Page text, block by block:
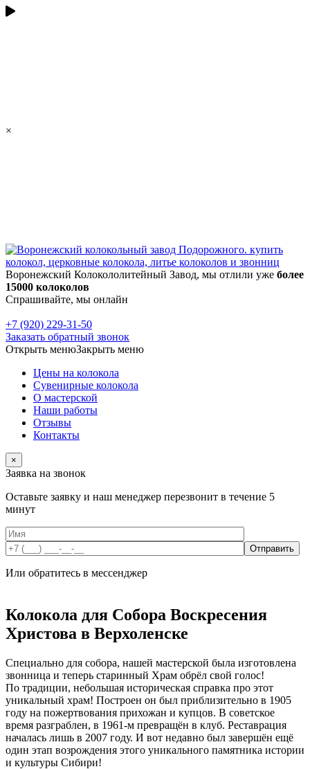
×
Воронежский Колокололитейный Завод, мы отлили уже более
15000 колоколов
Спрашивайте, мы онлайн
+7 (920) 229-31-50
Заказать обратный звонок
Открыть менюЗакрыть меню
Цены на колокола
Сувенирные колокола
О мастерской
Наши работы
Отзывы
Контакты
×
Заявка на звонок
Оставьте заявку и наш менеджер перезвонит в течение 5
минут
Или обратитесь в мессенджер
Колокола для Собора Воскресения
Христова в Верхоленске
Специально для собора, нашей мастерской была изготовлена
звонница и теперь старинный Храм обрёл свой голос!
По традиции, небольшая историческая справка про этот
уникальный храм! Построен он был приблизительно в 1905
году на пожертвования прихожан и купцов. В советское
время разграблен, в 1961-м превращён в клуб. Реставрация
началась лишь в 2007 году. И вот недавно был завершён ещё
один этап возрождения этого уникального памятника истории
и культуры Сибири!